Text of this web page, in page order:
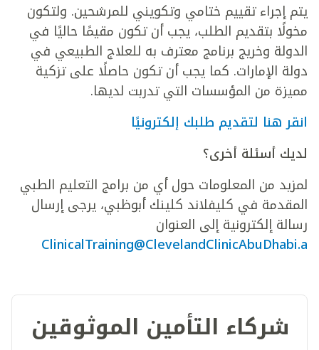
يتم إجراء تقييم ختامي وتكويني للمرشحين. ولتكون
مخولًا بتقديم الطلب، يجب أن تكون مقيمًا حاليًا في
الدولة وخريج برنامج معترف به للعلاج الطبيعي في
دولة الإمارات. كما يجب أن تكون حاصلًا على تزكية
مميزة من المؤسسات التي تدربت لديها.
انقر هنا لتقديم طلبك إلكترونيًا
لديك أسئلة أخرى؟
لمزيد من المعلومات حول أي من برامج التعليم الطبي
المقدمة في كليفلاند كلينك أبوظبي، يرجى إرسال
رسالة إلكترونية إلى العنوان
ClinicalTraining@ClevelandClinicAbuDhabi.a
شركاء التأمين الموثوقين